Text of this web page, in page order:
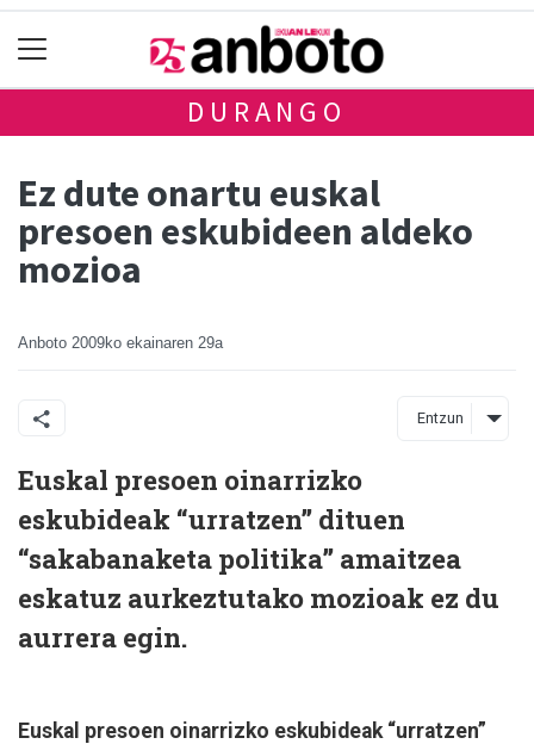
DURANGO
Ez dute onartu euskal
presoen eskubideen aldeko
mozioa
Anboto 2009ko ekainaren 29a
Entzun
Euskal presoen oinarrizko
eskubideak “urratzen” dituen
“sakabanaketa politika” amaitzea
eskatuz aurkeztutako mozioak ez du
aurrera egin.
Euskal presoen oinarrizko eskubideak “urratzen”